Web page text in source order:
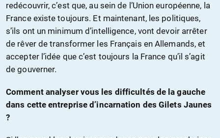
redécouvrir, c’est que, au sein de l’Union européenne, la
France existe toujours. Et maintenant, les politiques,
s’ils ont un minimum d’intelligence, vont devoir arrêter
de rêver de transformer les Français en Allemands, et
accepter l’idée que c’est toujours la France qu’il s’agit
de gouverner.
Comment analyser vous les difficultés de la gauche
dans cette entreprise d’incarnation des Gilets Jaunes
?